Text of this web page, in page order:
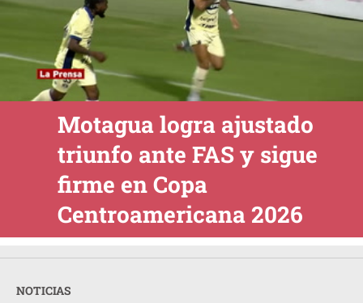
Motagua logra ajustado
triunfo ante FAS y sigue
firme en Copa
Centroamericana 2026
NOTICIAS